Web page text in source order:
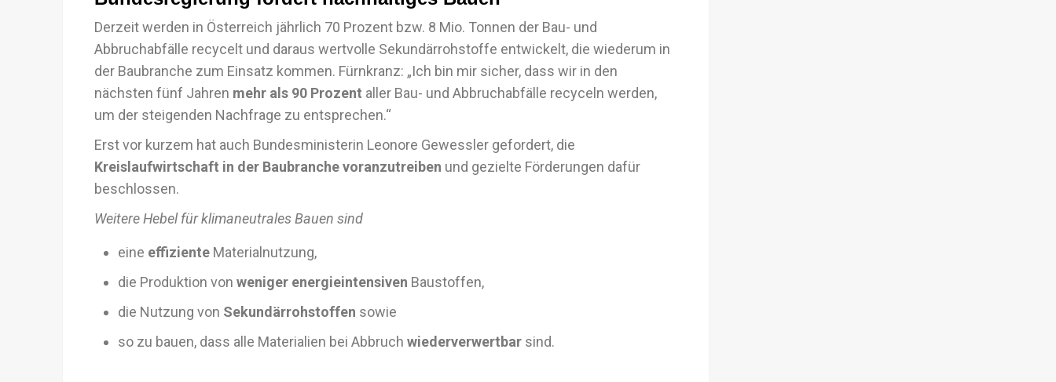
Derzeit werden in Österreich jährlich 70 Prozent bzw. 8 Mio. Tonnen der Bau- und
Abbruchabfälle recycelt und daraus wertvolle Sekundärrohstoffe entwickelt, die wiederum in
der Baubranche zum Einsatz kommen. Fürnkranz: „Ich bin mir sicher, dass wir in den
nächsten fünf Jahren mehr als 90 Prozent aller Bau- und Abbruchabfälle recyceln werden,
um der steigenden Nachfrage zu entsprechen.“
Erst vor kurzem hat auch Bundesministerin Leonore Gewessler gefordert, die
Kreislaufwirtschaft in der Baubranche voranzutreiben und gezielte Förderungen dafür
beschlossen.
Weitere Hebel für klimaneutrales Bauen sind
eine effizienteMaterialnutzung,
die Produktion von weniger energieintensiven Baustoffen,
die Nutzung von Sekundärrohstoffen sowie
so zu bauen, dass alle Materialien bei Abbruch wiederverwertbarsind.